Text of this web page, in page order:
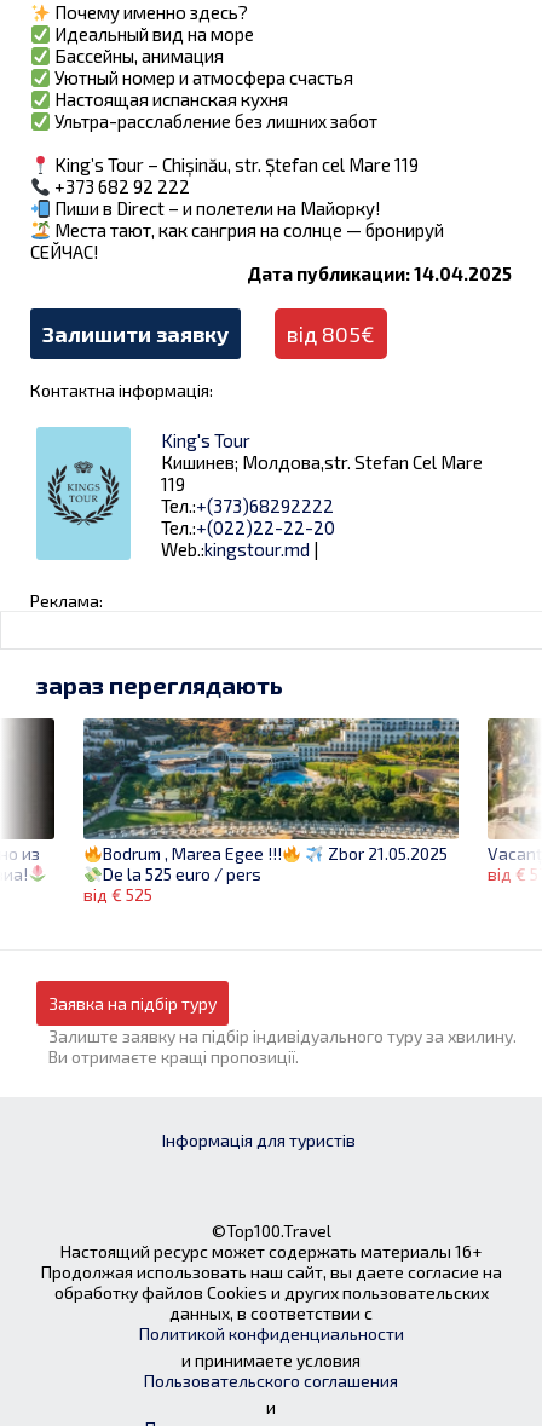
Почему именно здесь?
Идеальный вид на море
Бассейны, анимация
Уютный номер и атмосфера счастья
Настоящая испанская кухня
Ультра-расслабление без лишних забот
King’s Tour – Chișinău, str. Ștefan cel Mare 119
+373 682 92 222
Пиши в Direct – и полетели на Майорку!
Места тают, как сангрия на солнце — бронируй
СЕЙЧАС!
Дата публикации: 14.04.2025
Залишити заявку від 805€
Контактна інформація:
King's Tour
Кишинев; Молдова,str. Stefan Cel Mare
119
Тел.:+(373)68292222
Тел.:+(022)22-22-20
Web.:kingstour.md |
Реклама:
из
від €
зараз переглядають
Bodrum , Marea Egee !!!
Zbor 21.05.2025
De la 525 euro / pers
від € 525
Заявка на підбір туру
Залиште заявку на підбір індивідуального туру за хвилину.
Ви отримаєте кращі пропозиції.
Інформація для туристів
©Top100.Travel
Настоящий ресурс может содержать материалы 16+
Продолжая использовать наш сайт, вы даете согласие на
обработку файлов Cookies и других пользовательских
данных, в соответствии с
Политикой конфиденциальности
и принимаете условия
Пользовательского соглашения
и